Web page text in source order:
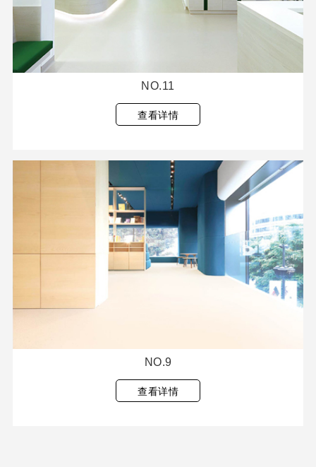
NO.11
查看详情
NO.9
查看详情